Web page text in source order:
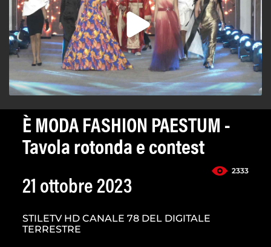
È MODA FASHION PAESTUM -
Tavola rotonda e contest
2333
21 ottobre 2023
STILETV HD CANALE 78 DEL DIGITALE
TERRESTRE